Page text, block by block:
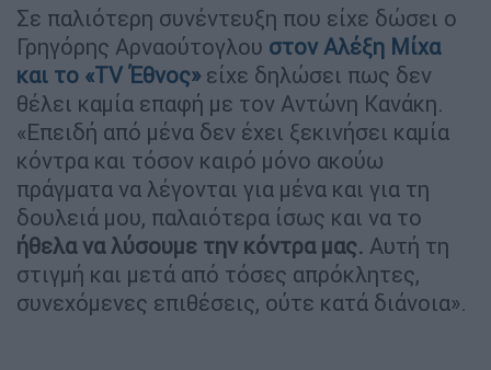
Σε παλιότερη συνέντευξη που είχε δώσει ο
Γρηγόρης Αρναούτογλου στον Αλέξη Μίχα
και το «TV Έθνος»είχε δηλώσει πως δεν
θέλει καµία επαφή µε τον Αντώνη Κανάκη.
«Επειδή από µένα δεν έχει ξεκινήσει καµία
κόντρα και τόσον καιρό µόνο ακούω
πράγµατα να λέγονται για µένα και για τη
δουλειά µου, παλαιότερα ίσως και να το
ήθελα να λύσουμε την κόντρα μας. Αυτή τη
στιγµή και µετά από τόσες απρόκλητες,
συνεχόµενες επιθέσεις, ούτε κατά διάνοια».